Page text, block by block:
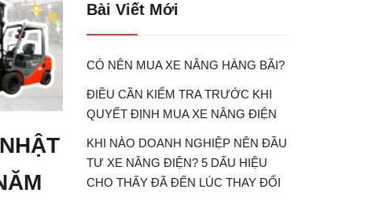
Bài Viết Mới
CÓ NÊN MUA XE NÂNG HÀNG BÃI?
ĐIỀU CẦN KIỂM TRA TRƯỚC KHI
QUYẾT ĐỊNH MUA XE NÂNG ĐIỆN
KHI NÀO DOANH NGHIỆP NÊN ĐẦU
TƯ XE NÂNG ĐIỆN? 5 DẤU HIỆU
CHO THẤY ĐÃ ĐẾN LÚC THAY ĐỔI